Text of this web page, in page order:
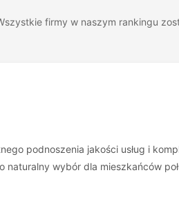
firmy w naszym rankingu
podnoszenia jakości usług i
wybór dla mieszkańców